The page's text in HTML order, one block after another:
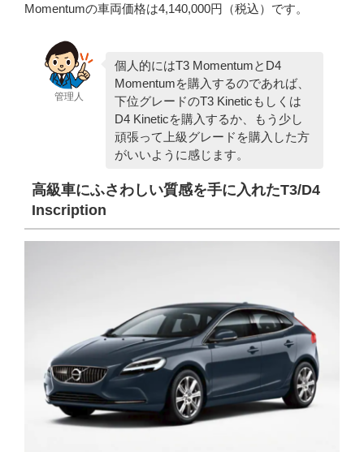
Momentumの車両価格は4,140,000円（税込）です。
管理人
個人的にはT3 MomentumとD4
Momentumを購入するのであれば、
下位グレードのT3 Kineticもしくは
D4 Kineticを購入するか、もう少し
頑張って上級グレードを購入した方
がいいように感じます。
高級車にふさわしい質感を手に入れたT3/D4
Inscription